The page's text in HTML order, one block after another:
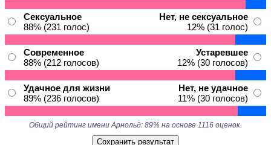
Сексуальное
88% (231 голос)
Нет, не сексуальное
12% (31 голос)
Современное
88% (212 голосов)
Устаревшее
12% (30 голосов)
Удачное для жизни
89% (236 голосов)
Нет, не удачное
11% (30 голосов)
Общий рейтинг имени Арнольд: 89% на основе 1116 оценок.